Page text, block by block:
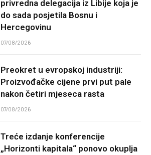
privredna delegacija iz Libije koja je
do sada posjetila Bosnu i
Hercegovinu
07/08/2026
Preokret u evropskoj industriji:
Proizvođačke cijene prvi put pale
nakon četiri mjeseca rasta
07/08/2026
Treće izdanje konferencije
„Horizonti kapitala“ ponovo okuplja